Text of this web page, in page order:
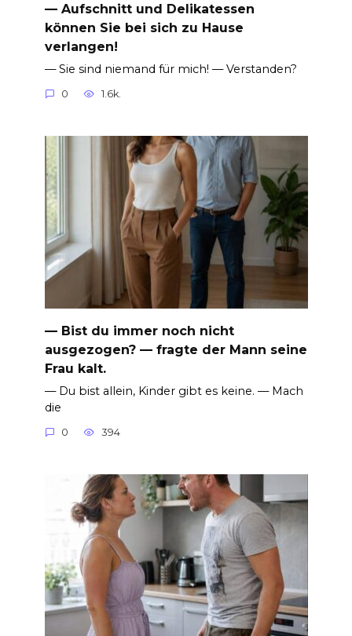
— Aufschnitt und Delikatessen
können Sie bei sich zu Hause
verlangen!
— Sie sind niemand für mich! — Verstanden?
0 1.6k.
— Bist du immer noch nicht
ausgezogen? — fragte der Mann seine
Frau kalt.
— Du bist allein, Kinder gibt es keine. — Mach
die
0 394